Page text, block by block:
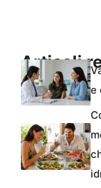
Articoli
e